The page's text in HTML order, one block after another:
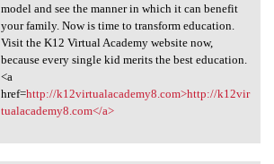
model and see the manner in which it can benefit
your family. Now is time to transform education.
Visit the K12 Virtual Academy website now,
because every single kid merits the best education.
<a
href=http://k12virtualacademy8.com>http://k12vir
tualacademy8.com</a>